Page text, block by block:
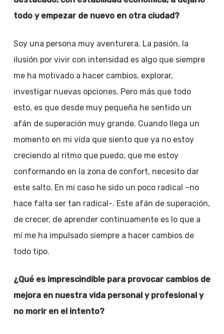
todo y empezar de nuevo en otra ciudad?
Soy una persona muy aventurera. La pasión, la
ilusión por vivir con intensidad es algo que siempre
me ha motivado a hacer cambios, explorar,
investigar nuevas opciones. Pero más que todo
esto, es que desde muy pequeña he sentido un
afán de superación muy grande. Cuando llega un
momento en mi vida que siento que ya no estoy
creciendo al ritmo que puedo, que me estoy
conformando en la zona de confort, necesito dar
este salto. En mi caso he sido un poco radical –no
hace falta ser tan radical-. Este afán de superación,
de crecer, de aprender continuamente es lo que a
mí me ha impulsado siempre a hacer cambios de
todo tipo.
¿Qué es imprescindible para provocar cambios de
mejora en nuestra vida personal y profesional y
no morir en el intento?